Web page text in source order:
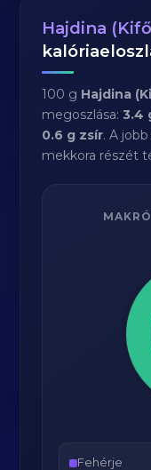
Hajdina
100 g Hajdina
megoszlása:3.4
0.6 g zsír. A
mekkora részét
Fehérje